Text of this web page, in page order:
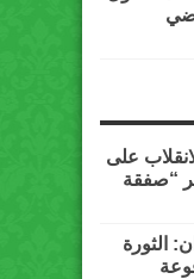
على
“صفقة
الثورة